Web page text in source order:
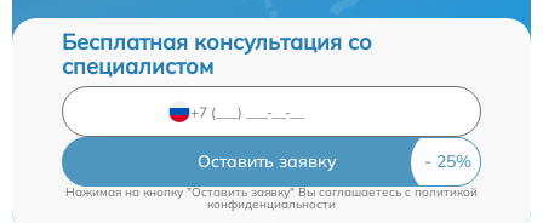
Бесплатная консультация со
специалистом
Оставить заявку
Нажимая на кнопку "Оставить заявку" Вы соглашаетесь c политикой
конфиденциальности